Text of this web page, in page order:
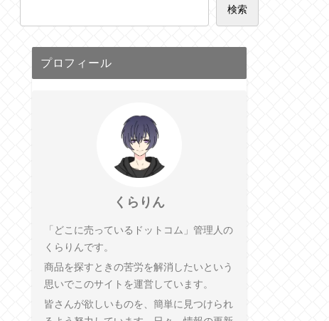
検索
プロフィール
くらりん
「どこに売っているドットコム」管理人の
くらりんです。
商品を探すときの苦労を解消したいという
思いでこのサイトを運営しています。
皆さんが欲しいものを、簡単に見つけられ